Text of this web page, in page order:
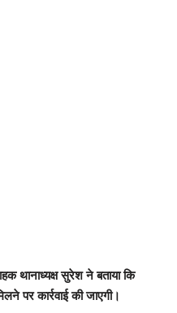
थानाध्यक्ष सुरेश ने बताया कि
पर कार्रवाई की जाएगी।